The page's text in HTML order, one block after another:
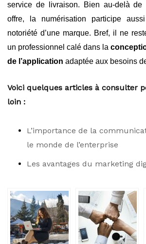
service de livraison. Bien au-delà de
offre, la numérisation participe
notoriété d’une marque. Bref, il ne
un professionnel calé dans la
de l’application adaptée aux besoins
Voici quelques articles à consulter
loin :
L’importance de la
le monde de l’enterprise
Les avantages du marketing